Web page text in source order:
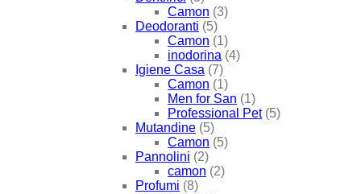
Camon (3)
Deodoranti (5)
Camon (1)
inodorina (4)
Igiene Casa (7)
Camon (1)
Men for San (1)
Professional Pet (5)
Mutandine (5)
Camon (5)
Pannolini (2)
camon (2)
Profumi (8)